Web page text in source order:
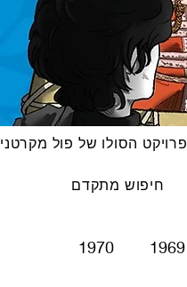
פרויקט הסולו של פול מקרטני
חיפוש מתקדם
1969
1970